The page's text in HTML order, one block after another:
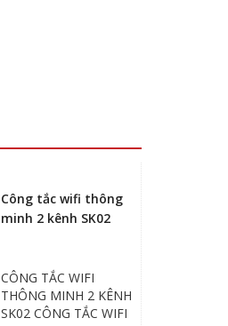
Công tắc wifi thông
minh 2 kênh SK02
CÔNG TẮC WIFI
THÔNG MINH 2 KÊNH
SK02 CÔNG TẮC WIFI